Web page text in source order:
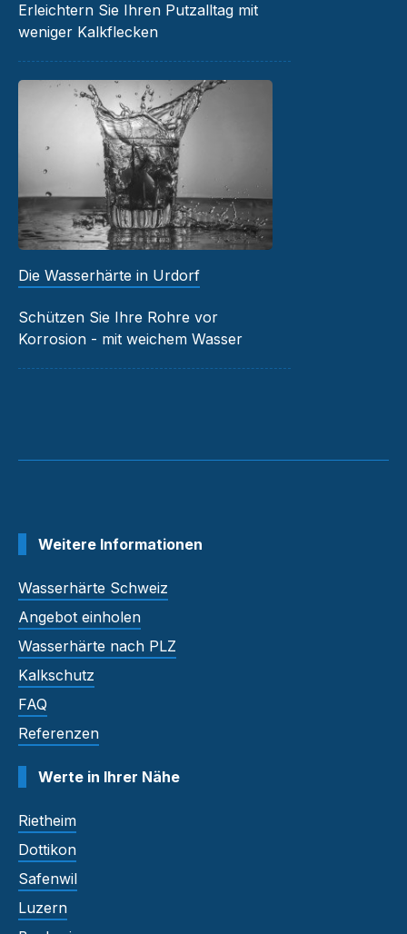
Erleichtern Sie Ihren Putzalltag mit
weniger Kalkflecken
Die Wasserhärte in Urdorf
Schützen Sie Ihre Rohre vor
Korrosion - mit weichem Wasser
Weitere Informationen
Wasserhärte Schweiz
Angebot einholen
Wasserhärte nach PLZ
Kalkschutz
FAQ
Referenzen
Werte in Ihrer Nähe
Rietheim
Dottikon
Safenwil
Luzern